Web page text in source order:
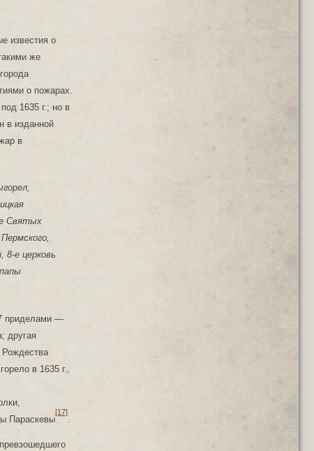
известия о
же
о пожарах.
1635 г.; но в
в изданной
в
е Святых
8-е церковь
7 приделами —
другая
Рождества
в 1635 г.,
Параскевы
[17]